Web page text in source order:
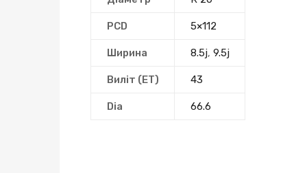
PCD 5×112
Ширина 8.5j, 9.5j
Виліт (ЕТ) 43
Dia 66.6